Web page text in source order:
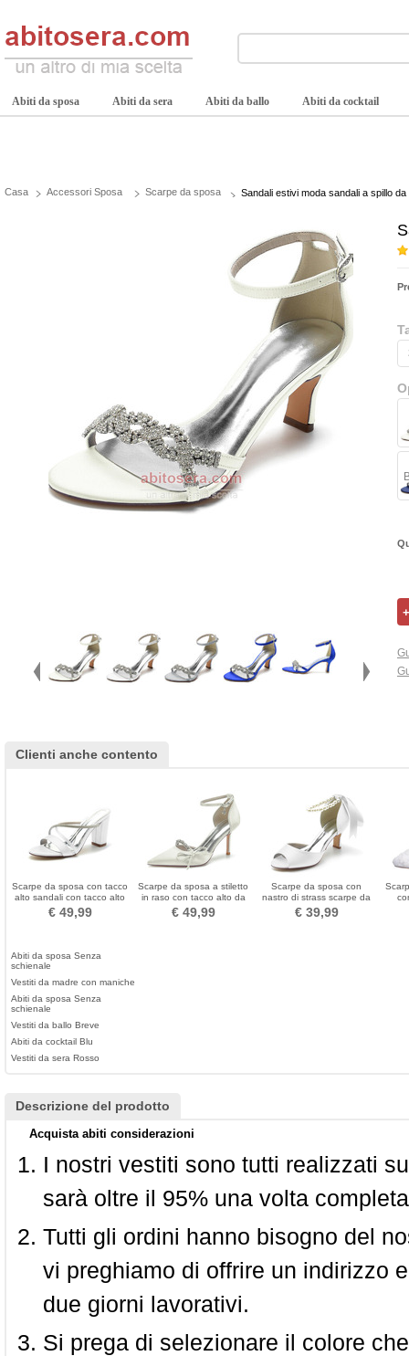
Abiti da sposa Abiti da sera Abiti da ballo Abiti da cocktail
Casa Accessori Sposa Scarpe da sposa Sandali estivi moda sandali a spillo
Clienti anche contento
Scarpe da sposa con tacco
alto sandali con tacco alto
da sposa scarpe da
damigella d'onore in raso
€ 49,99
Scarpe da sposa a stiletto
in raso con tacco alto da
sposa con fiocco
€ 49,99
Scarpe da sposa con
nastro di strass scarpe da
donna per banchetti a
bocca di pesce scarpe da
€ 39,99
Abiti da sposa Senza
schienale
Vestiti da madre con maniche
Abiti da sposa Senza
schienale
Vestiti da ballo Breve
Abiti da cocktail Blu
Vestiti da sera Rosso
Descrizione del prodotto
Acquista abiti considerazioni
I nostri vestiti sono tutti realizzati
sarà oltre il 95% una volta
Tutti gli ordini hanno bisogno del
vi preghiamo di offrire un indirizzo
due giorni lavorativi.
Si prega di selezionare il colore